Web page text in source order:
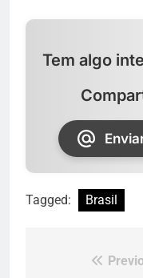
Tem algo
Tagged: Brasil
Navegação